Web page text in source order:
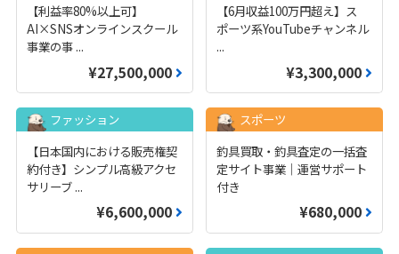
【利益率80%以上可】
AI×SNSオンラインスクール
事業の事 ...
¥27,500,000
【6月収益100万円超え】ス
ポーツ系YouTubeチャンネル
...
¥3,300,000
ファッション
【日本国内における販売権契
約付き】シンプル高級アクセ
サリーブ ...
¥6,600,000
スポーツ
釣具買取・釣具査定の一括査
定サイト事業｜運営サポート
付き
¥680,000